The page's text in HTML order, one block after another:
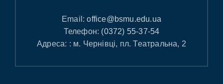
Email:office@bsmu.edu.ua
Телефон: (0372) 55-37-54
Адреса: : м. Чернівці, пл. Театральна, 2